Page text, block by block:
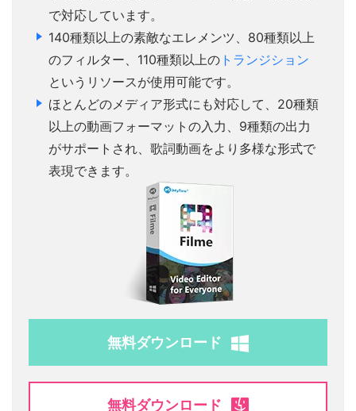
で対応しています。
140種類以上の素敵なエレメンツ、80種類以上
のフィルター、110種類以上の トランジション
というリソースが使用可能です。
ほとんどのメディア形式にも対応して、20種類
以上の動画フォーマットの入力、9種類の出力
がサポートされ、歌詞動画をより多様な形式で
表現できます。
無料ダウンロード
無料ダウンロード